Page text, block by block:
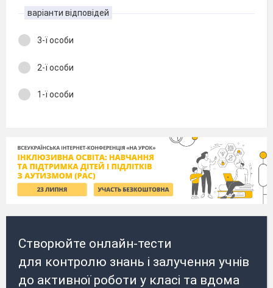
варіанти відповідей
3-ї особи
2-ї особи
1-ї особи
Створюйте онлайн-тести
для контролю знань і залучення учнів
до активної роботи у класі та вдома